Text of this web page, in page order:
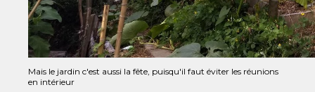
Mais le jardin c'est aussi la fête, puisqu'il faut éviter les réunions
en intérieur